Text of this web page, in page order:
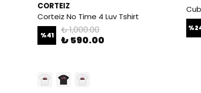
CORTEIZ
Corteiz No Time 4 Luv Tshirt
%41 ₺ 1,000.00
₺ 590.00
%